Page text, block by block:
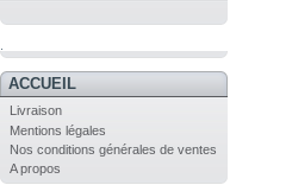
ACCUEIL
Livraison
Mentions légales
Nos conditions générales de ventes
A propos